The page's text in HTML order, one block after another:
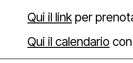
Qui il linkper
Qui il calendario